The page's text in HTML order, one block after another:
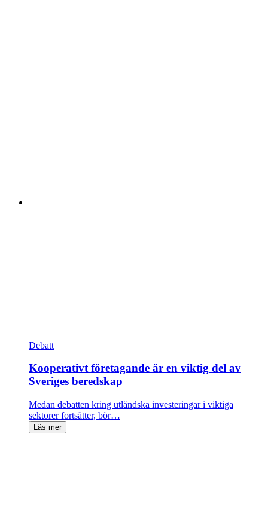
Debatt
Kooperativt företagande är en viktig del av
Sveriges beredskap
Medan debatten kring utländska investeringar i viktiga
sektorer fortsätter, bör…
Läs mer